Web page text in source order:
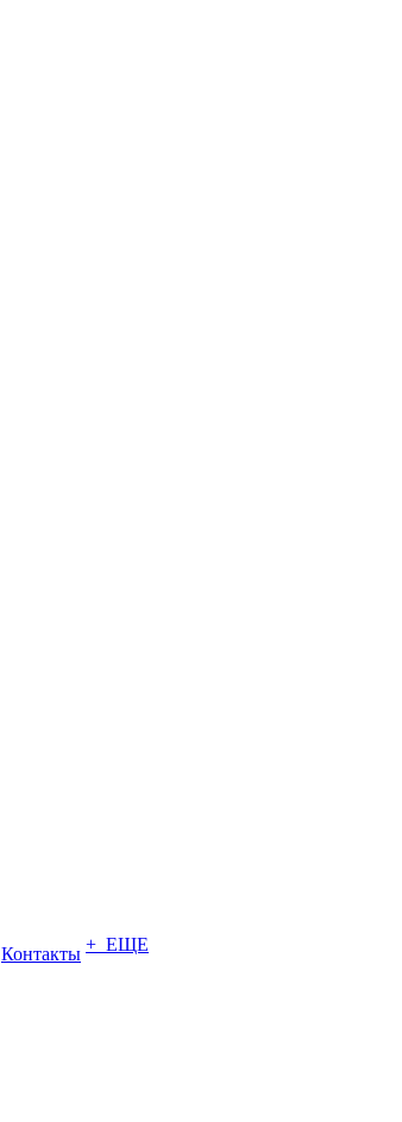
Контакты + ЕЩЕ